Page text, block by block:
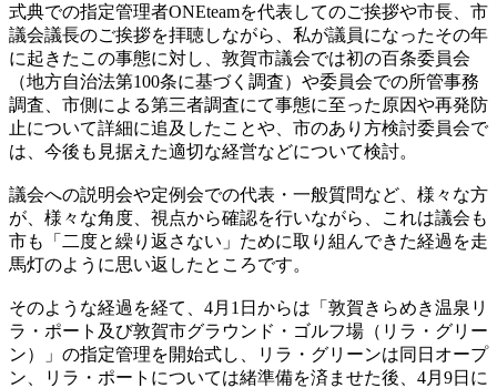
式典での指定管理者ONEteamを代表してのご挨拶や市長、市
議会議長のご挨拶を拝聴しながら、私が議員になったその年
に起きたこの事態に対し、敦賀市議会では初の百条委員会
（地方自治法第100条に基づく調査）や委員会での所管事務
調査、市側による第三者調査にて事態に至った原因や再発防
止について詳細に追及したことや、市のあり方検討委員会で
は、今後も見据えた適切な経営などについて検討。
議会への説明会や定例会での代表・一般質問など、様々な方
が、様々な角度、視点から確認を行いながら、これは議会も
市も「二度と繰り返さない」ために取り組んできた経過を走
馬灯のように思い返したところです。
そのような経過を経て、4月1日からは「敦賀きらめき温泉リ
ラ・ポート及び敦賀市グラウンド・ゴルフ場（リラ・グリー
ン）」の指定管理を開始式し、リラ・グリーンは同日オープ
ン、リラ・ポートについては緒準備を済ませた後、4月9日に